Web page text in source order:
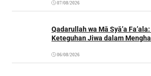
07/08/2026
Qadarullah wa Mā Syā’a
Keteguhan Jiwa dalam
06/08/2026